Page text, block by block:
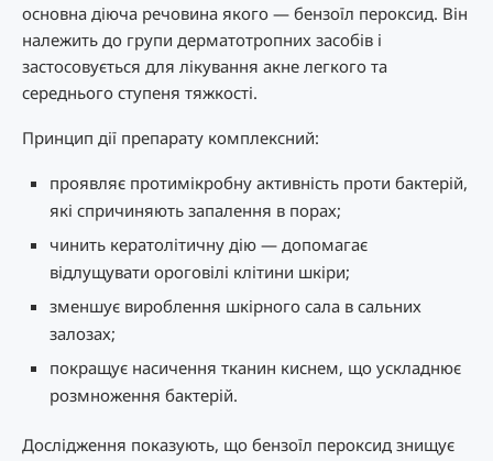
основна діюча речовина якого — бензоїл пероксид. Він
належить до групи дерматотропних засобів і
застосовується для лікування акне легкого та
середнього ступеня тяжкості.
Принцип дії препарату комплексний:
проявляє протимікробну активність проти бактерій,
які спричиняють запалення в порах;
чинить кератолітичну дію — допомагає
відлущувати ороговілі клітини шкіри;
зменшує вироблення шкірного сала в сальних
залозах;
покращує насичення тканин киснем, що ускладнює
розмноження бактерій.
Дослідження показують, що бензоїл пероксид знищує